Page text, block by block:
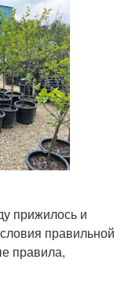
прижилось и
правильной
правила,